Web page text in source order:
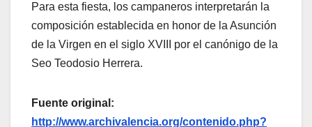
Para esta fiesta, los campaneros interpretarán la
composición establecida en honor de la Asunción
de la Virgen en el siglo XVIII por el canónigo de la
Seo Teodosio Herrera.
Fuente original:
http://www.archivalencia.org/contenido.php?